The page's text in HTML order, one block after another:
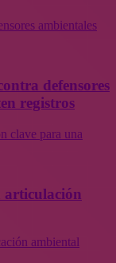
ambientales
defensores
registros
clave para una
articulación
ambiental